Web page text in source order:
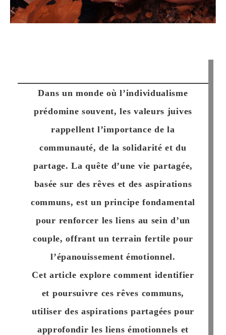
Dans un monde où l’individualisme
prédomine souvent, les valeurs juives
rappellent l’importance de la
communauté, de la solidarité et du
partage.La quête d’une vie partagée,
basée sur des rêves et des aspirations
communs, est un principe fondamental
pour renforcer les liens au sein d’un
couple, offrant un terrain fertile pour
l’épanouissement émotionnel.
Cet article explore comment identifier
et poursuivre ces rêves communs,
utiliser des aspirations partagées pour
approfondir les liens émotionnels et